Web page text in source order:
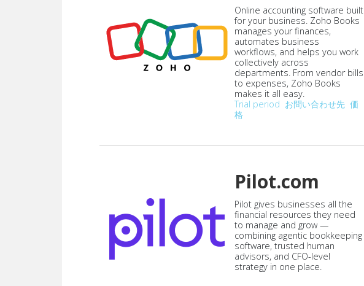
Online accounting software built
for your business. Zoho Books
manages your finances,
automates business
workflows, and helps you work
collectively across
departments. From vendor bills
to expenses, Zoho Books
makes it all easy.
Trial period お問い合わせ先 価
格
Pilot.com
Pilot gives businesses all the
financial resources they need
to manage and grow —
combining agentic bookkeeping
software, trusted human
advisors, and CFO-level
strategy in one place.